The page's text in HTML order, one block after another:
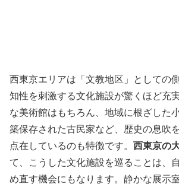
西東京エリアは「文教地区」としての
知性を刺激する文化施設が驚くほど充
な美術館はもちろん、地域に根ざした
築保存された古民家など、歴史の息吹
点在しているのも特徴です。 西東京の
て、こうした文化施設を巡ることは、
め直す機会にもなります。静かな展示